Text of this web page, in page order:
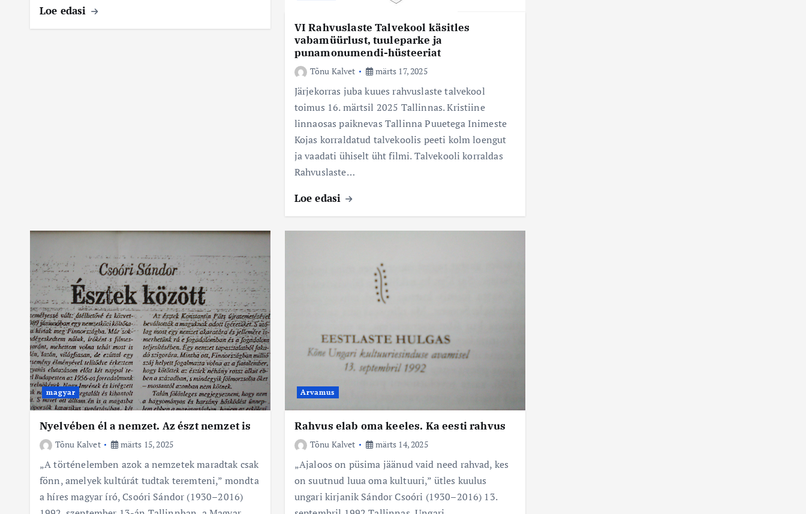
Loe edasi
VI Rahvuslaste Talvekool käsitles
vabamüürlust, tuuleparke ja
punamonumendi-hüsteeriat
Tõnu Kalvet märts 17, 2025
Järjekorras juba kuues rahvuslaste talvekool
toimus 16. märtsil 2025 Tallinnas. Kristiine
linnaosas paiknevas Tallinna Puuetega Inimeste
Kojas korraldatud talvekoolis peeti kolm loengut
ja vaadati ühiselt üht filmi. Talvekooli korraldas
Rahvuslaste…
Loe edasi
magyar
Nyelvében él a nemzet. Az észt nemzet is
Tõnu Kalvet märts 15, 2025
„A történelemben azok a nemzetek maradtak csak
fönn, amelyek kultúrát tudtak teremteni,” mondta
a híres magyar író, Csoóri Sándor (1930–2016)
Arvamus
Rahvus elab oma keeles. Ka eesti rahvus
Tõnu Kalvet märts 14, 2025
„Ajaloos on püsima jäänud vaid need rahvad, kes
on suutnud luua oma kultuuri,” ütles kuulus
ungari kirjanik Sándor Csoóri (1930–2016) 13.